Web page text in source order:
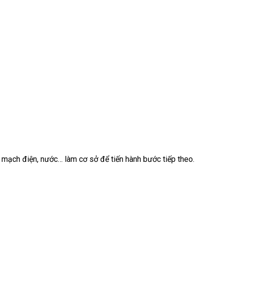
điện, nước… làm cơ sở để tiến hành bước tiếp theo.